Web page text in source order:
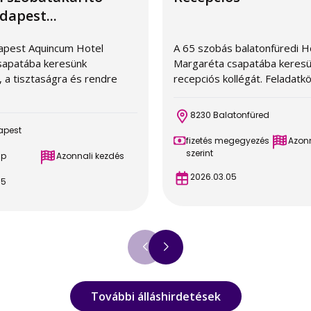
Aquincum Hotel
keresünk
a tisztaságra és rendre
Azonnali kezdés
A 65 szobás balatonfüredi
Margaréta csapatába
recepciós kollégát.
8230 Balatonfüred
fizetés megegyezés
szerint
2026.03.05
További álláshirdetések